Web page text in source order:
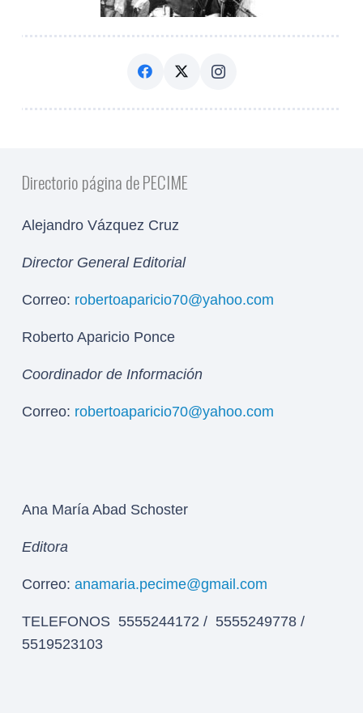
Directorio página de PECIME
Alejandro Vázquez Cruz
Director General Editorial
Correo: robertoaparicio70@yahoo.com
Roberto Aparicio Ponce
Coordinador de Información
Correo: robertoaparicio70@yahoo.com
Ana María Abad Schoster
Editora
Correo: anamaria.pecime@gmail.com
TELEFONOS 5555244172 / 5555249778 /
5519523103